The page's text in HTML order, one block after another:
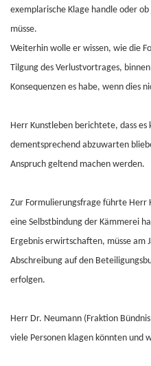
exemplarische Klage handle oder
müsse.
Weiterhin wolle er wissen, wie die
Tilgung des Verlustvortrages,
Konsequenzen es habe, wenn dies
Herr Kunstleben berichtete, dass
dementsprechend abzuwarten
Anspruch geltend machen werden.
Zur Formulierungsfrage führte Herr
eine Selbstbindung der Kämmerei
Ergebnis erwirtschaften, müsse am
Abschreibung auf den
erfolgen.
Herr Dr. Neumann (Fraktion
viele Personen klagen könnten und